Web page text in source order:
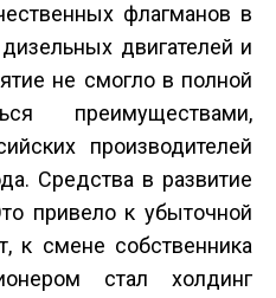
флагманов в
двигателей и
не смогло в полной
преимуществами,
производителей
Средства в развитие
привело к убыточной
к смене собственника
стал холдинг